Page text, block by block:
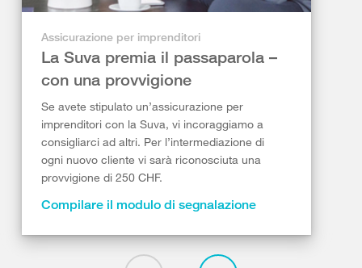
Assicurazione per imprenditori
La Suva premia il passaparola –
con una provvigione
Se avete stipulato un’assicurazione per
imprenditori con la Suva, vi incoraggiamo a
consigliarci ad altri. Per l’intermediazione di
ogni nuovo cliente vi sarà riconosciuta una
provvigione di 250 CHF.
Compilare il modulo di segnalazione